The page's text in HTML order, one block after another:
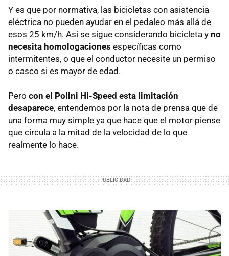
Y es que por normativa, las bicicletas con asistencia
eléctrica no pueden ayudar en el pedaleo más allá de
esos 25 km/h. Así se sigue considerando bicicleta y no
necesita homologaciones específicas como
intermitentes, o que el conductor necesite un permiso
o casco si es mayor de edad.
Pero con el Polini Hi-Speed esta limitación
desaparece, entendemos por la nota de prensa que de
una forma muy simple ya que hace que el motor piense
que circula a la mitad de la velocidad de lo que
realmente lo hace.